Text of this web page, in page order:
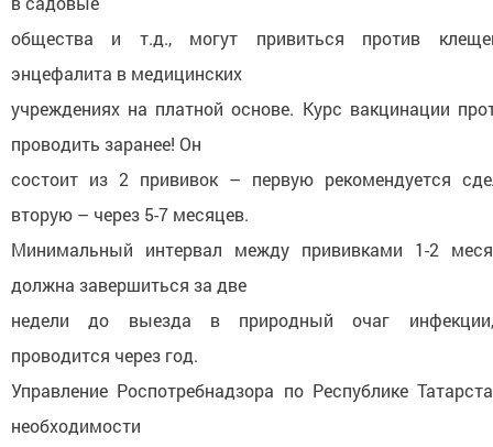
общества и т.д., могут привиться против
энцефалита в медицинских
учреждениях на платной основе. Курс вакцинации
проводить заранее! Он
состоит из 2 прививок – первую рекомендуется
вторую – через 5-7 месяцев.
Минимальный интервал между прививками 1-2
должна завершиться за две
недели до выезда в природный очаг инфекции,
проводится через год.
Управление Роспотребнадзора по Республике
необходимости